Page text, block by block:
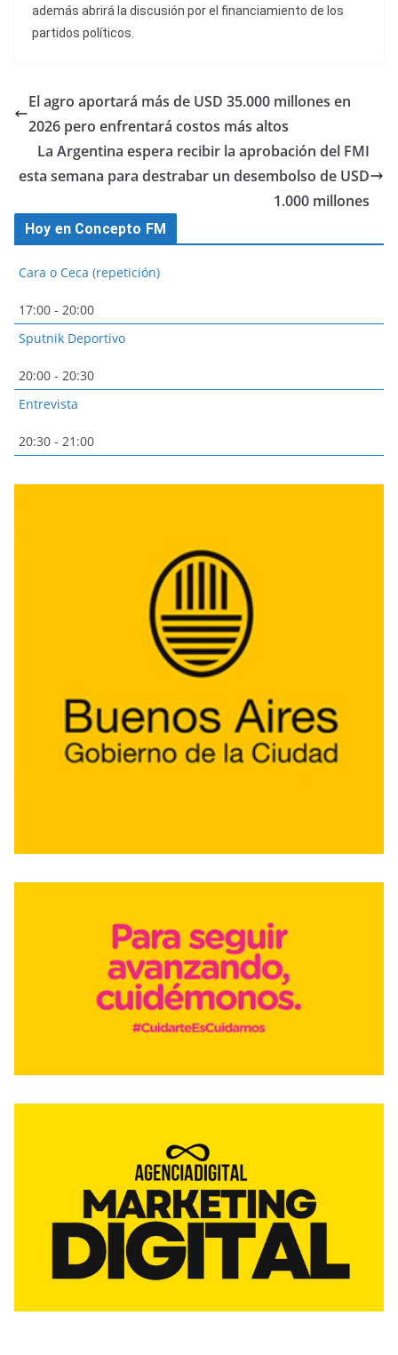
además abrirá la discusión por el financiamiento de los
partidos políticos.
El agro aportará más de USD 35.000 millones en
2026 pero enfrentará costos más altos
La Argentina espera recibir la aprobación del FMI
esta semana para destrabar un desembolso de USD
1.000 millones
Hoy en Concepto FM
Cara o Ceca (repetición)
17:00 - 20:00
Sputnik Deportivo
20:00 - 20:30
Entrevista
20:30 - 21:00